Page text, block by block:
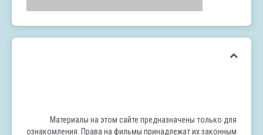
Материалы на этом сайте предназначены только для
ознакомления. Права на фильмы принадлежат их законным